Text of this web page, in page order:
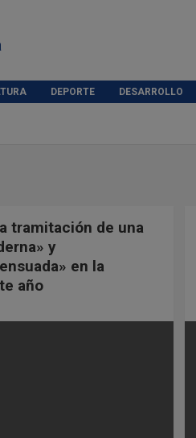
DEPORTE DESARROLLO
tramitación de una
y
en la
año